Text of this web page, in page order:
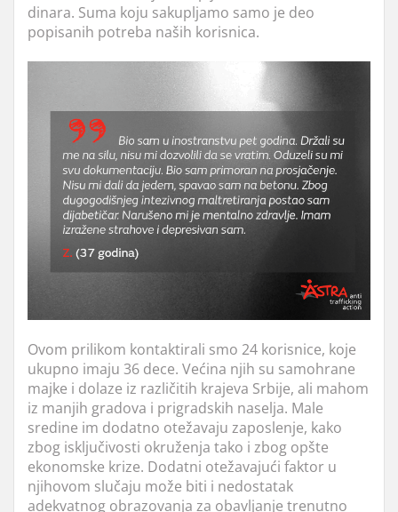
dinara. Suma koju sakupljamo samo je deo
popisanih potreba naših korisnica.
Ovom prilikom kontaktirali smo 24 korisnice, koje
ukupno imaju 36 dece. Većina njih su samohrane
majke i dolaze iz različitih krajeva Srbije, ali mahom
iz manjih gradova i prigradskih naselja. Male
sredine im dodatno otežavaju zaposlenje, kako
zbog isključivosti okruženja tako i zbog opšte
ekonomske krize. Dodatni otežavajući faktor u
njihovom slučaju može biti i nedostatak
adekvatnog obrazovanja za obavljanje trenutno